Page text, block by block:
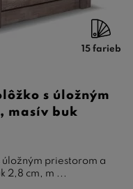
15 farieb
s úložným
masív buk
priestorom a
2,8 cm, m ...